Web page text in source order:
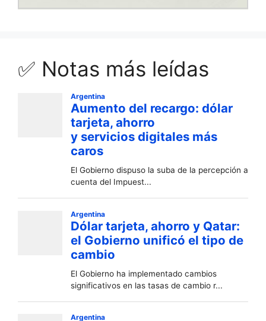
✅ Notas más leídas